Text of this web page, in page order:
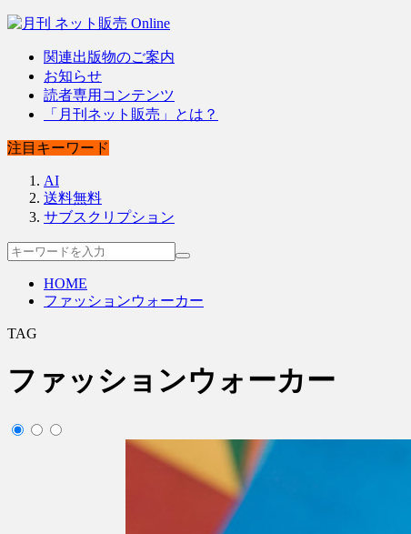
関連出版物のご案内
お知らせ
読者専用コンテンツ
「月刊ネット販売」とは？
注目キーワード
AI
送料無料
サブスクリプション
HOME
ファッションウォーカー
TAG
ファッションウォーカー